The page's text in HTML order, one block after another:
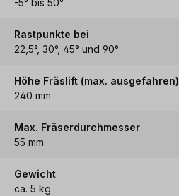
-5° bis 50°
Rastpunkte bei
22,5°, 30°, 45° und 90°
Höhe Fräslift (max. ausgefahren)
240 mm
Max. Fräserdurchmesser
55 mm
Gewicht
ca. 5 kg